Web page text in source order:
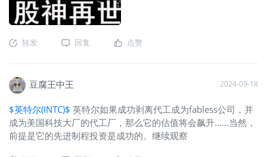
转发 回复 点赞
豆腐王中王 2024-09-18
$英特尔(INTC)$ 英特尔如果成功剥离代工成为fabless公司，并
成为美国科技大厂的代工厂，那么它的估值将会飙升……当然，
前提是它的先进制程投资是成功的。继续观察